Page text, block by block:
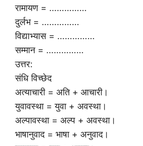
रामायण = ……………
दुर्लभ = ……………
विद्याभ्यास = ……………
सम्मान = ……………
उत्तर:
संधि विच्छेद
अत्याचारी = अति + आचारी।
युवावस्था = युवा + अवस्था।
अल्पावस्था = अल्प + अवस्था।
भाषानुवाद = भाषा + अनुवाद।